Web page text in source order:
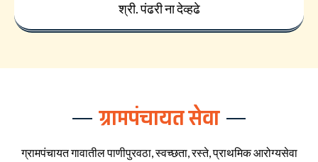
श्री. पंढरी ना देव्हढे
ग्रामपंचायत सेवा
ग्रामपंचायत गावातील पाणीपुरवठा, स्वच्छता, रस्ते, प्राथमिक आरोग्यसेवा